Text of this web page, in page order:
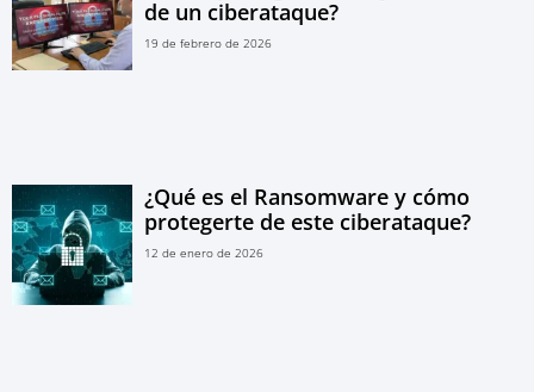
de un ciberataque?
19 de febrero de 2026
¿Qué es el Ransomware y cómo
protegerte de este ciberataque?
12 de enero de 2026